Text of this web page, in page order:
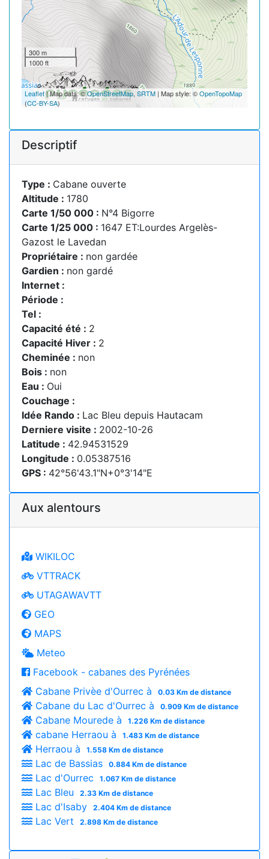
300 m
1000 ft
Leaflet| Map data: ©OpenStreetMap, SRTM | Map style: ©OpenTopoMap
(CC-BY-SA)
Descriptif
Type : Cabane ouverte
Altitude : 1780
Carte 1/50 000 : N°4 Bigorre
Carte 1/25 000 : 1647 ET:Lourdes Argelès-
Gazost le Lavedan
Propriétaire : non gardée
Gardien : non gardé
Internet :
Période :
Tel :
Capacité été : 2
Capacité Hiver : 2
Cheminée : non
Bois : non
Eau : Oui
Couchage :
Idée Rando : Lac Bleu depuis Hautacam
Derniere visite : 2002-10-26
Latitude : 42.94531529
Longitude : 0.05387516
GPS : 42°56'43.1"N+0°3'14"E
Aux alentours
WIKILOC
VTTRACK
UTAGAWAVTT
GEO
MAPS
Meteo
Facebook - cabanes des Pyrénées
Cabane Privèe d'Ourrec à
0.03 Km de distance
Cabane du Lac d'Ourrec à 0.909 Km de distance
Cabane Mourede à 1.226 Km de distance
cabane Herraou à 1.483 Km de distance
Herraou à 1.558 Km de distance
Lac de Bassias 0.884 Km de distance
Lac d'Ourrec 1.067 Km de distance
Lac Bleu 2.33 Km de distance
Lac d'Isaby 2.404 Km de distance
Lac Vert 2.898 Km de distance